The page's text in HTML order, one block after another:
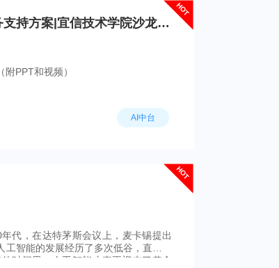
AI中台：一种敏捷的智能业务支持方案|宜信技术学院沙龙分享实录
HOT
PPT和视频）
AI中台
HOT
代，在达特茅斯会议上，麦卡锡提出
智能的发展经历了多次低谷，直到从
时间里，人工智能才真正迎来了黄金